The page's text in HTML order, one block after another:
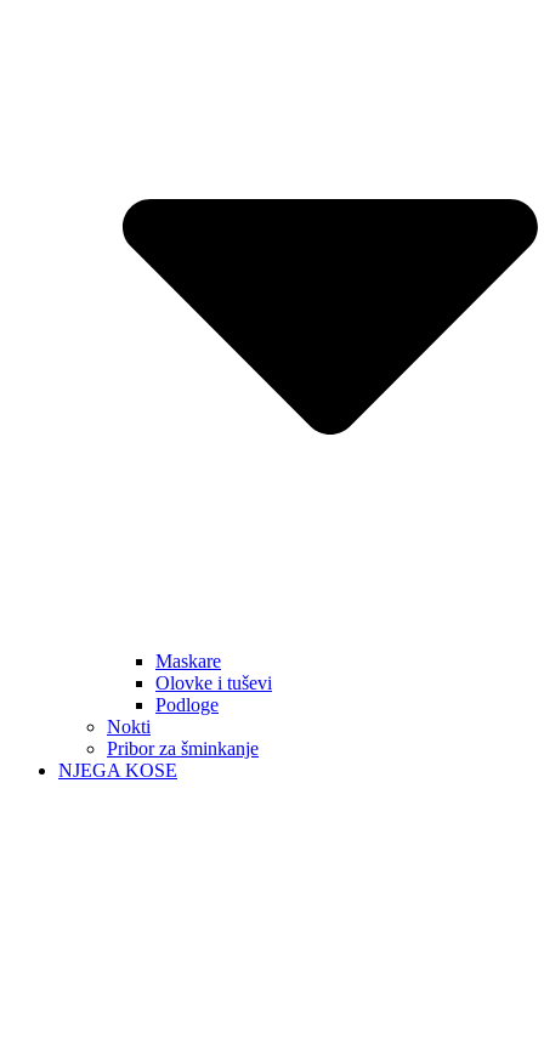
Maskare
Olovke i tuševi
Podloge
Nokti
Pribor za šminkanje
NJEGA KOSE